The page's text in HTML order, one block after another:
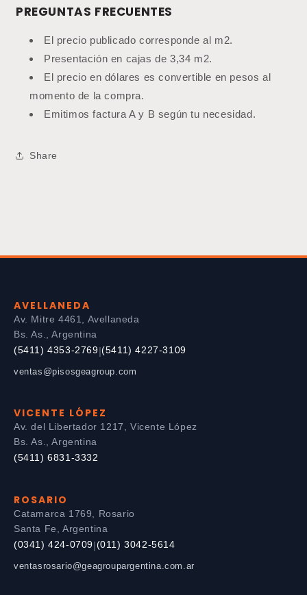
PREGUNTAS FRECUENTES
El precio publicado corresponde al m2.
Presentación en cajas de 3,34 m2.
El precio en dólares es convertible en pesos al
momento de la compra.
Emitimos factura A y B según tu necesidad.
Share
AVELLANEDA
Av. Mitre 4461, Avellaneda
Bs. As., Argentina
(5411) 4353-2769|(5411) 4227-3109
ventas@pisosgeagroup.com
VICENTE LÓPEZ
Av. del Libertador 1217, Vicente López
Bs. As., Argentina
(5411) 6831-3332
ROSARIO
Catamarca 1769, Rosario
Santa Fe, Argentina
(0341) 424-0709|(011) 3042-5614
ventasrosario@geagroupargentina.com.ar